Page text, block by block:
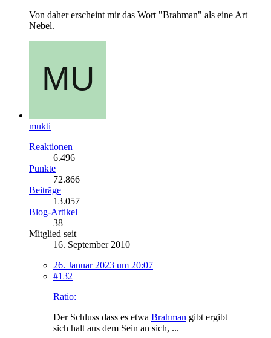
Von daher erscheint mir das Wort "Brahman" als eine Art
Nebel.
mukti
Reaktionen
6.496
Punkte
72.866
Beiträge
13.057
Blog-Artikel
38
Mitglied seit
16. September 2010
26. Januar 2023 um 20:07
#132
Ratio:
Der Schluss dass es etwa Brahman gibt ergibt
sich halt aus dem Sein an sich, ...